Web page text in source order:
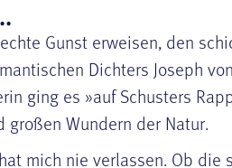
Gunst erweisen, den
Dichters Joseph
ging es »auf Schusters
großen Wundern der Natur.
mich nie verlassen. Ob